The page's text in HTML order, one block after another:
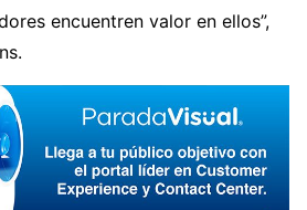
encuentren valor en ellos”,